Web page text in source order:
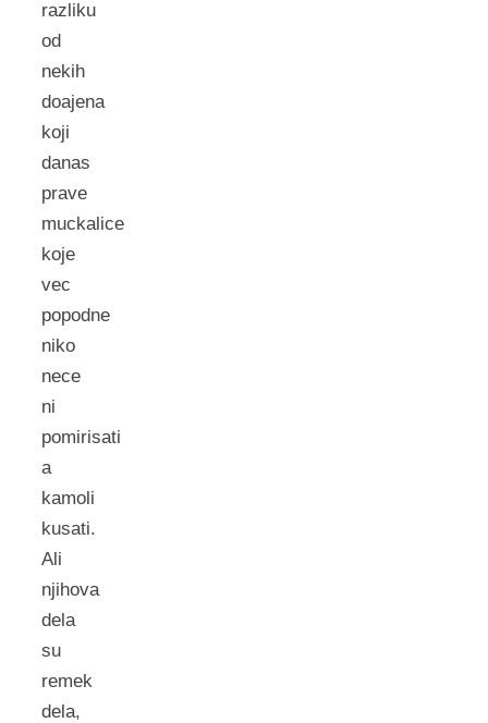
razliku
od
nekih
doajena
koji
danas
prave
muckalice
koje
vec
popodne
niko
nece
ni
pomirisati
a
kamoli
kusati.
Ali
njihova
dela
su
remek
dela,